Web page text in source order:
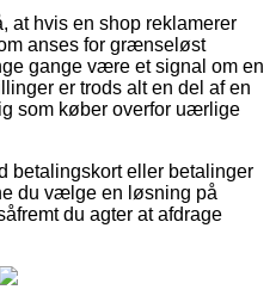
at hvis en shop reklamerer
anses for grænseløst
gange være et signal om en
er trods alt en del af en
som køber overfor uærlige
betalingskort eller betalinger
du vælge en løsning på
du agter at afdrage